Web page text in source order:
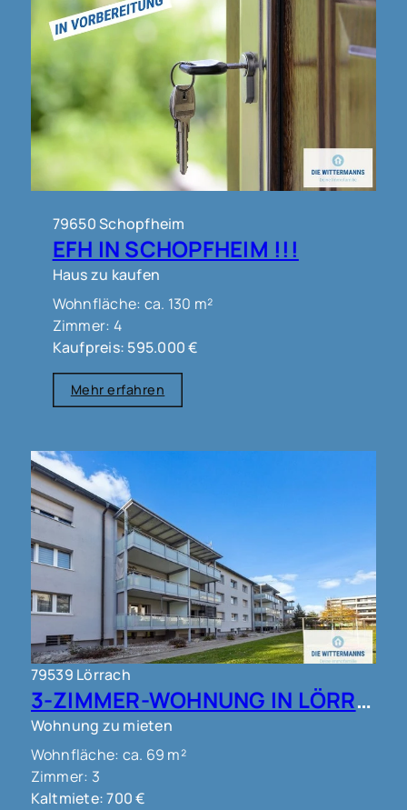
79650 Schopfheim
EFH IN SCHOPFHEIM !!!
Haus zu kaufen
Wohnfläche: ca. 130 m²
Zimmer: 4
Kaufpreis: 595.000 €
Mehr erfahren
79539 Lörrach
3-ZIMMER-WOHNUNG IN LÖRRACH !!!
Wohnung zu mieten
Wohnfläche: ca. 69 m²
Zimmer: 3
Kaltmiete: 700 €